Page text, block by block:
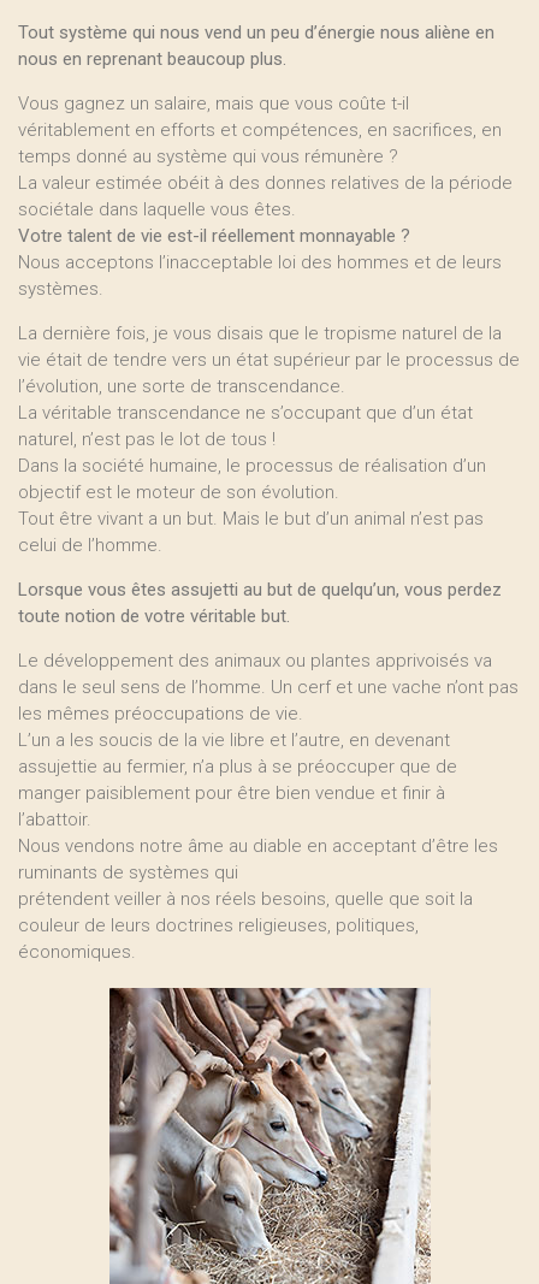
Tout système qui nous vend un peu d’énergie nous aliène en
nous en reprenant beaucoup plus.
Vous gagnez un salaire, mais que vous coûte t-il
véritablement en efforts et compétences, en sacrifices, en
temps donné au système qui vous rémunère ?
La valeur estimée obéit à des donnes relatives de la période
sociétale dans laquelle vous êtes.
Votre talent de vie est-il réellement monnayable ?
Nous acceptons l’inacceptable loi des hommes et de leurs
systèmes.
La dernière fois, je vous disais que le tropisme naturel de la
vie était de tendre vers un état supérieur par le processus de
l’évolution, une sorte de transcendance.
La véritable transcendance ne s’occupant que d’un état
naturel, n’est pas le lot de tous !
Dans la société humaine, le processus de réalisation d’un
objectif est le moteur de son évolution.
Tout être vivant a un but. Mais le but d’un animal n’est pas
celui de l’homme.
Lorsque vous êtes assujetti au but de quelqu’un, vous perdez
toute notion de votre véritable but.
Le développement des animaux ou plantes apprivoisés va
dans le seul sens de l’homme. Un cerf et une vache n’ont pas
les mêmes préoccupations de vie.
L’un a les soucis de la vie libre et l’autre, en devenant
assujettie au fermier, n’a plus à se préoccuper que de
manger paisiblement pour être bien vendue et finir à
l’abattoir.
Nous vendons notre âme au diable en acceptant d’être les
ruminants de systèmes qui
prétendent veiller à nos réels besoins, quelle que soit la
couleur de leurs doctrines religieuses, politiques,
économiques.